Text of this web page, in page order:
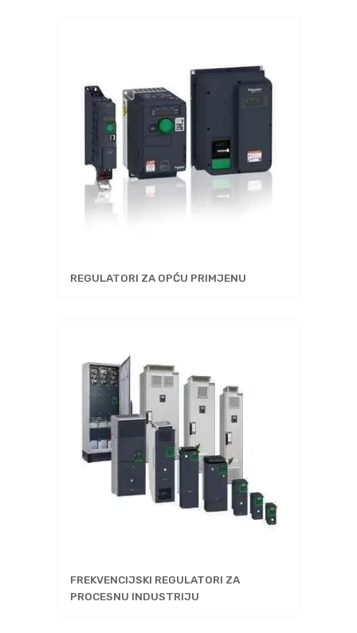
REGULATORI ZA OPĆU PRIMJENU
FREKVENCIJSKI REGULATORI ZA
PROCESNU INDUSTRIJU